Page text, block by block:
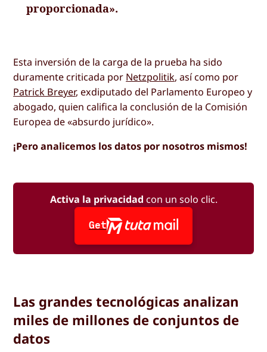
proporcionada».
Esta inversión de la carga de la prueba ha sido
duramente criticada por Netzpolitik, así como por
Patrick Breyer, exdiputado del Parlamento Europeo y
abogado, quien califica la conclusión de la Comisión
Europea de «absurdo jurídico».
¡Pero analicemos los datos por nosotros mismos!
Activa la privacidad con un solo clic.
Get
Las grandes tecnológicas analizan
miles de millones de conjuntos de
datos